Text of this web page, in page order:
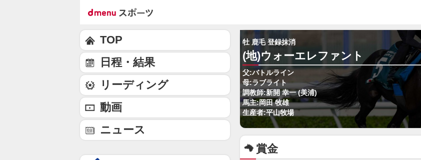
牡 鹿毛 登録抹消
(地)ウォーエレファント
父:バトルライン
母:ラブライト
調教師:新開 幸一 (美浦)
馬主:岡田 牧雄
生産者:平山牧場
賞金
TOP
日程・結果
リーディング
動画
ニュース